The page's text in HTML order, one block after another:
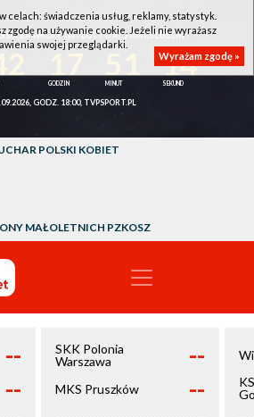
ŚLĘZA WROCŁAW - LOTTO AZS UMCS LUBLIN
14
GODZ. 18:00, TVPSPORT.PL
POLSKI KOBIET
MAŁOLETNICH PZKOSZ
--
--
SKK Polonia
Warszawa
--
MKS Pruszków --
celach: świadczenia usług, reklamy, statystyk.
zgodę na używanie cookie. Jeżeli nie wyrażasz
swojej przeglądarki.
Wyrażam zgodę »